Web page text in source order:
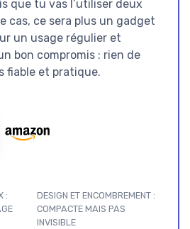
que tu vas l’utiliser deux
cas, ce sera plus un gadget
un usage régulier et
bon compromis : rien de
fiable et pratique.
:
DESIGN ET ENCOMBREMENT :
COMPACTE MAIS PAS
INVISIBLE